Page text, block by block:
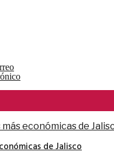
de Jalisco